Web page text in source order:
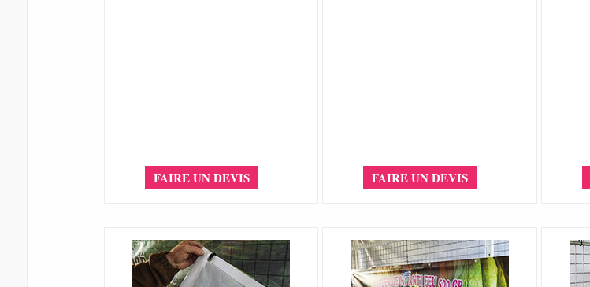
FAIRE UN DEVIS FAIRE UN DEVIS